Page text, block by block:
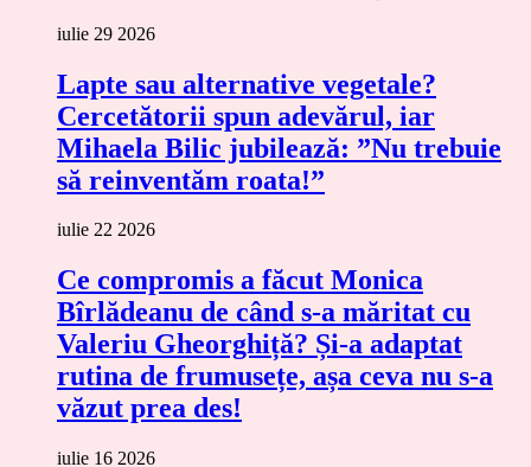
iulie 29 2026
Lapte sau alternative vegetale?
Cercetătorii spun adevărul, iar
Mihaela Bilic jubilează: ”Nu trebuie
să reinventăm roata!”
iulie 22 2026
Ce compromis a făcut Monica
Bîrlădeanu de când s-a măritat cu
Valeriu Gheorghiță? Și-a adaptat
rutina de frumusețe, așa ceva nu s-a
văzut prea des!
iulie 16 2026